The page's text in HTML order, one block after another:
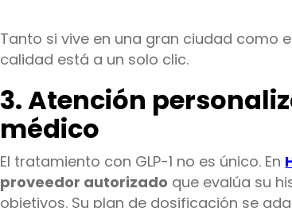
Tanto si vive en una gran ciudad como
calidad está a un solo clic.
3. Atención
médico
El tratamiento con GLP-1 no es único. En
proveedor autorizado que evalúa su
objetivos. Su plan de dosificación se